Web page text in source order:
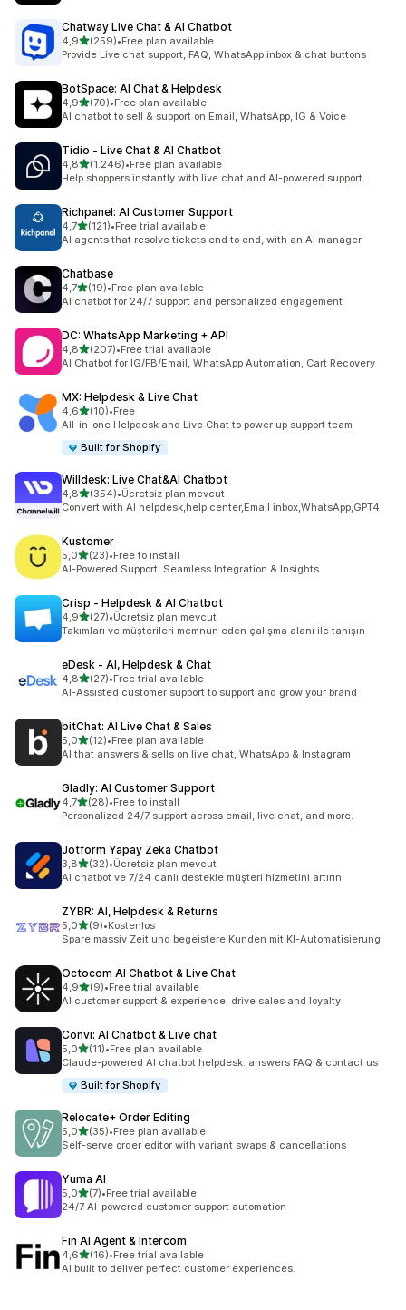
Chatway Live Chat & AI Chatbot
4,95 yıldız üzerinden
(259)
toplam 259 değerlendirme
•Free plan available
Provide Live chat support, FAQ, WhatsApp inbox & chat buttons
BotSpace: AI Chat & Helpdesk
4,95 yıldız üzerinden
(70)
toplam 70 değerlendirme
•Free plan available
AI chatbot to sell & support on Email, WhatsApp, IG & Voice
Tidio ‑ Live Chat & AI Chatbot
4,85 yıldız üzerinden
(1.246)
toplam 1246 değerlendirme
•Free plan available
Help shoppers instantly with live chat and AI-powered support.
Richpanel: AI Customer Support
4,75 yıldız üzerinden
(121)
toplam 121 değerlendirme
•Free trial available
AI agents that resolve tickets end to end, with an AI manager
Chatbase
4,75 yıldız üzerinden
(19)
toplam 19 değerlendirme
•Free plan available
AI chatbot for 24/7 support and personalized engagement
DC: WhatsApp Marketing + API
4,85 yıldız üzerinden
(207)
toplam 207 değerlendirme
•Free trial available
AI Chatbot for IG/FB/Email, WhatsApp Automation, Cart Recovery
MX: Helpdesk & Live Chat
4,65 yıldız üzerinden
(10)
toplam 10 değerlendirme
•Free
All-in-one Helpdesk and Live Chat to power up support team
Built for Shopify
Willdesk: Live Chat&AI Chatbot
4,85 yıldız üzerinden
(354)
toplam 354 değerlendirme
•Ücretsiz plan mevcut
Convert with AI helpdesk,help center,Email inbox,WhatsApp,GPT4
Kustomer
5,05 yıldız üzerinden
(23)
toplam 23 değerlendirme
•Free to install
AI-Powered Support: Seamless Integration & Insights
Crisp ‑ Helpdesk & AI Chatbot
4,95 yıldız üzerinden
(27)
toplam 27 değerlendirme
•Ücretsiz plan mevcut
Takımları ve müşterileri memnun eden çalışma alanı ile tanışın
eDesk ‑ AI, Helpdesk & Chat
4,85 yıldız üzerinden
(27)
toplam 27 değerlendirme
•Free trial available
AI-Assisted customer support to support and grow your brand
bitChat: AI Live Chat & Sales
5,05 yıldız üzerinden
(12)
toplam 12 değerlendirme
•Free plan available
AI that answers & sells on live chat, WhatsApp & Instagram
Gladly: AI Customer Support
4,75 yıldız üzerinden
(28)
toplam 28 değerlendirme
•Free to install
Personalized 24/7 support across email, live chat, and more.
Jotform Yapay Zeka Chatbot
3,85 yıldız üzerinden
(32)
toplam 32 değerlendirme
•Ücretsiz plan mevcut
AI chatbot ve 7/24 canlı destekle müşteri hizmetini artırın
ZYBR: AI, Helpdesk & Returns
5,05 yıldız üzerinden
(9)
toplam 9 değerlendirme
•Kostenlos
Spare massiv Zeit und begeistere Kunden mit KI-Automatisierung
Octocom AI Chatbot & Live Chat
4,95 yıldız üzerinden
(9)
toplam 9 değerlendirme
•Free trial available
AI customer support & experience, drive sales and loyalty
Convi: AI Chatbot & Live chat
5,05 yıldız üzerinden
(11)
toplam 11 değerlendirme
•Free plan available
Claude-powered AI chatbot helpdesk. answers FAQ & contact us
Built for Shopify
Relocate+ Order Editing
5,05 yıldız üzerinden
(35)
toplam 35 değerlendirme
•Free plan available
Self-serve order editor with variant swaps & cancellations
Yuma AI
5,05 yıldız üzerinden
(7)
toplam 7 değerlendirme
•Free trial available
24/7 AI-powered customer support automation
Fin AI Agent & Intercom
4,65 yıldız üzerinden
(16)
toplam 16 değerlendirme
•Free trial available
AI built to deliver perfect customer experiences.